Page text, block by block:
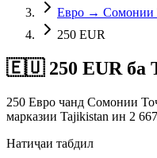
Евро → Сомонии
250 EUR
🇪🇺 250 EUR ба
250 Евро чанд Сомонии
марказии Tajikistan ин 2
Натиҷаи табдил